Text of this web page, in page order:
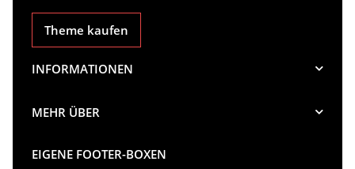
Theme kaufen
INFORMATIONEN
MEHR ÜBER
EIGENE FOOTER-BOXEN